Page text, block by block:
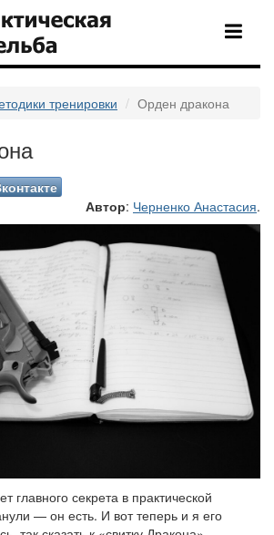
тренировки Орден дракона
Автор: Черненко Анастасия.
главного секрета в практической
— он есть. И вот теперь и я его